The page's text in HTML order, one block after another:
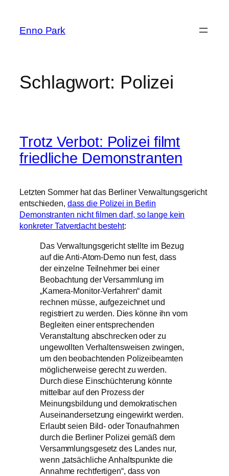
springen
Enno Park
Schlagwort: Polizei
Trotz Verbot: Polizei filmt
friedliche Demonstranten
Letzten Sommer hat das Berliner Verwaltungsgericht
entschieden, dass die Polizei in Berlin
Demonstranten nicht filmen darf, so lange kein
konkreter Tatverdacht besteht:
Das Verwaltungsgericht stellte im Bezug
auf die Anti-Atom-Demo nun fest, dass
der einzelne Teilnehmer bei einer
Beobachtung der Versammlung im
„Kamera-Monitor-Verfahren“ damit
rechnen müsse, aufgezeichnet und
registriert zu werden. Dies könne ihn vom
Begleiten einer entsprechenden
Veranstaltung abschrecken oder zu
ungewollten Verhaltensweisen zwingen,
um den beobachtenden Polizeibeamten
möglicherweise gerecht zu werden.
Durch diese Einschüchterung könnte
mittelbar auf den Prozess der
Meinungsbildung und demokratischen
Auseinandersetzung eingewirkt werden.
Erlaubt seien Bild- oder Tonaufnahmen
durch die Berliner Polizei gemäß dem
Versammlungsgesetz des Landes nur,
wenn „tatsächliche Anhaltspunkte die
Annahme rechtfertigen“, dass von